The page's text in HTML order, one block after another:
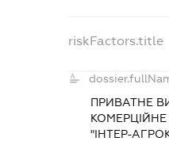
riskFactors.title
ПРИВАТНЕ
"ІНТЕР-